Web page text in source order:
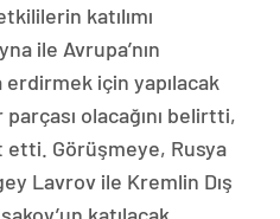
katılımı
ile Avrupa’nın
erdirmek için yapılacak
olacağını belirtti,
Görüşmeye, Rusya
Lavrov ile Kremlin Dış